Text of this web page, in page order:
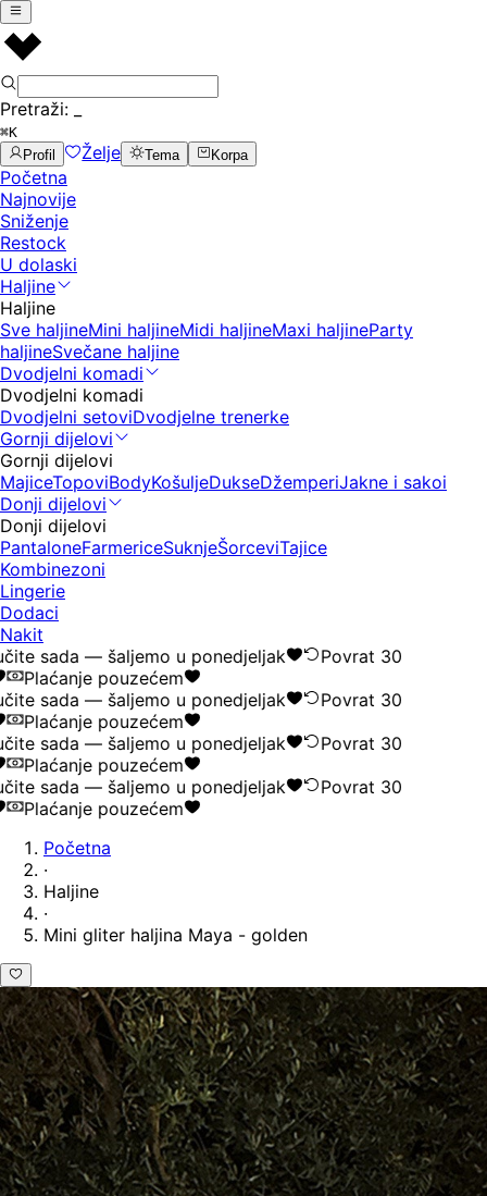
Pretraži:
⌘K
Profil
Želje Tema Korpa
Početna
Najnovije
Sniženje
Restock
U dolaski
Haljine
Haljine
Sve haljineMini haljineMidi haljineMaxi haljineParty
haljineSvečane haljine
Dvodjelni komadi
Dvodjelni komadi
Dvodjelni setoviDvodjelne trenerke
Gornji dijelovi
Gornji dijelovi
MajiceTopoviBodyKošuljeDukseDžemperiJakne i sakoi
Donji dijelovi
Donji dijelovi
PantaloneFarmericeSuknjeŠorceviTajice
Kombinezoni
Lingerie
Dodaci
Nakit
sada — šaljemo u ponedjeljak
Povrat 30
Plaćanje pouzećem
sada — šaljemo u ponedjeljak
Povrat 30
Plaćanje pouzećem
sada — šaljemo u ponedjeljak
Povrat 30
Plaćanje pouzećem
sada — šaljemo u ponedjeljak
Povrat 30
Plaćanje pouzećem
Početna
·
Haljine
·
Mini gliter haljina Maya - golden